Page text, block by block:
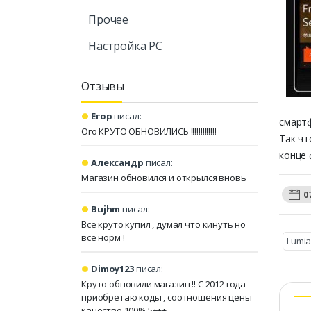
Прочее
Настройка PC
Отзывы
Егорписал:
Ого КРУТО ОБНОВИЛИСЬ !!!!!!!!!!!!!
Александр писал:
Магазин обновился и открылся вновь
Bujhm писал:
Все круто купил , думал что кинуть но
все норм !
Dimoy123писал:
Круто обновили магазин !! С 2012 года
приобретаю коды , соотношения цены
Так
конце
Lumia